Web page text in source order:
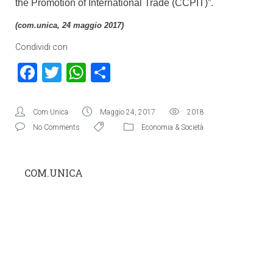
the Promotion of International Trade (CCPIT)”.
(com.unica, 24 maggio 2017)
Condividi con
Facebook
TwitterWhatsApp
Com.Unica Maggio 24, 2017
2018
No Comments
Economia & Società
COM.UNICA